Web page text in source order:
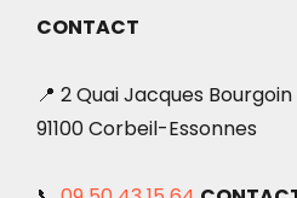
CONTACT
📍 2 Quai Jacques Bourgoin
91100 Corbeil-Essonnes